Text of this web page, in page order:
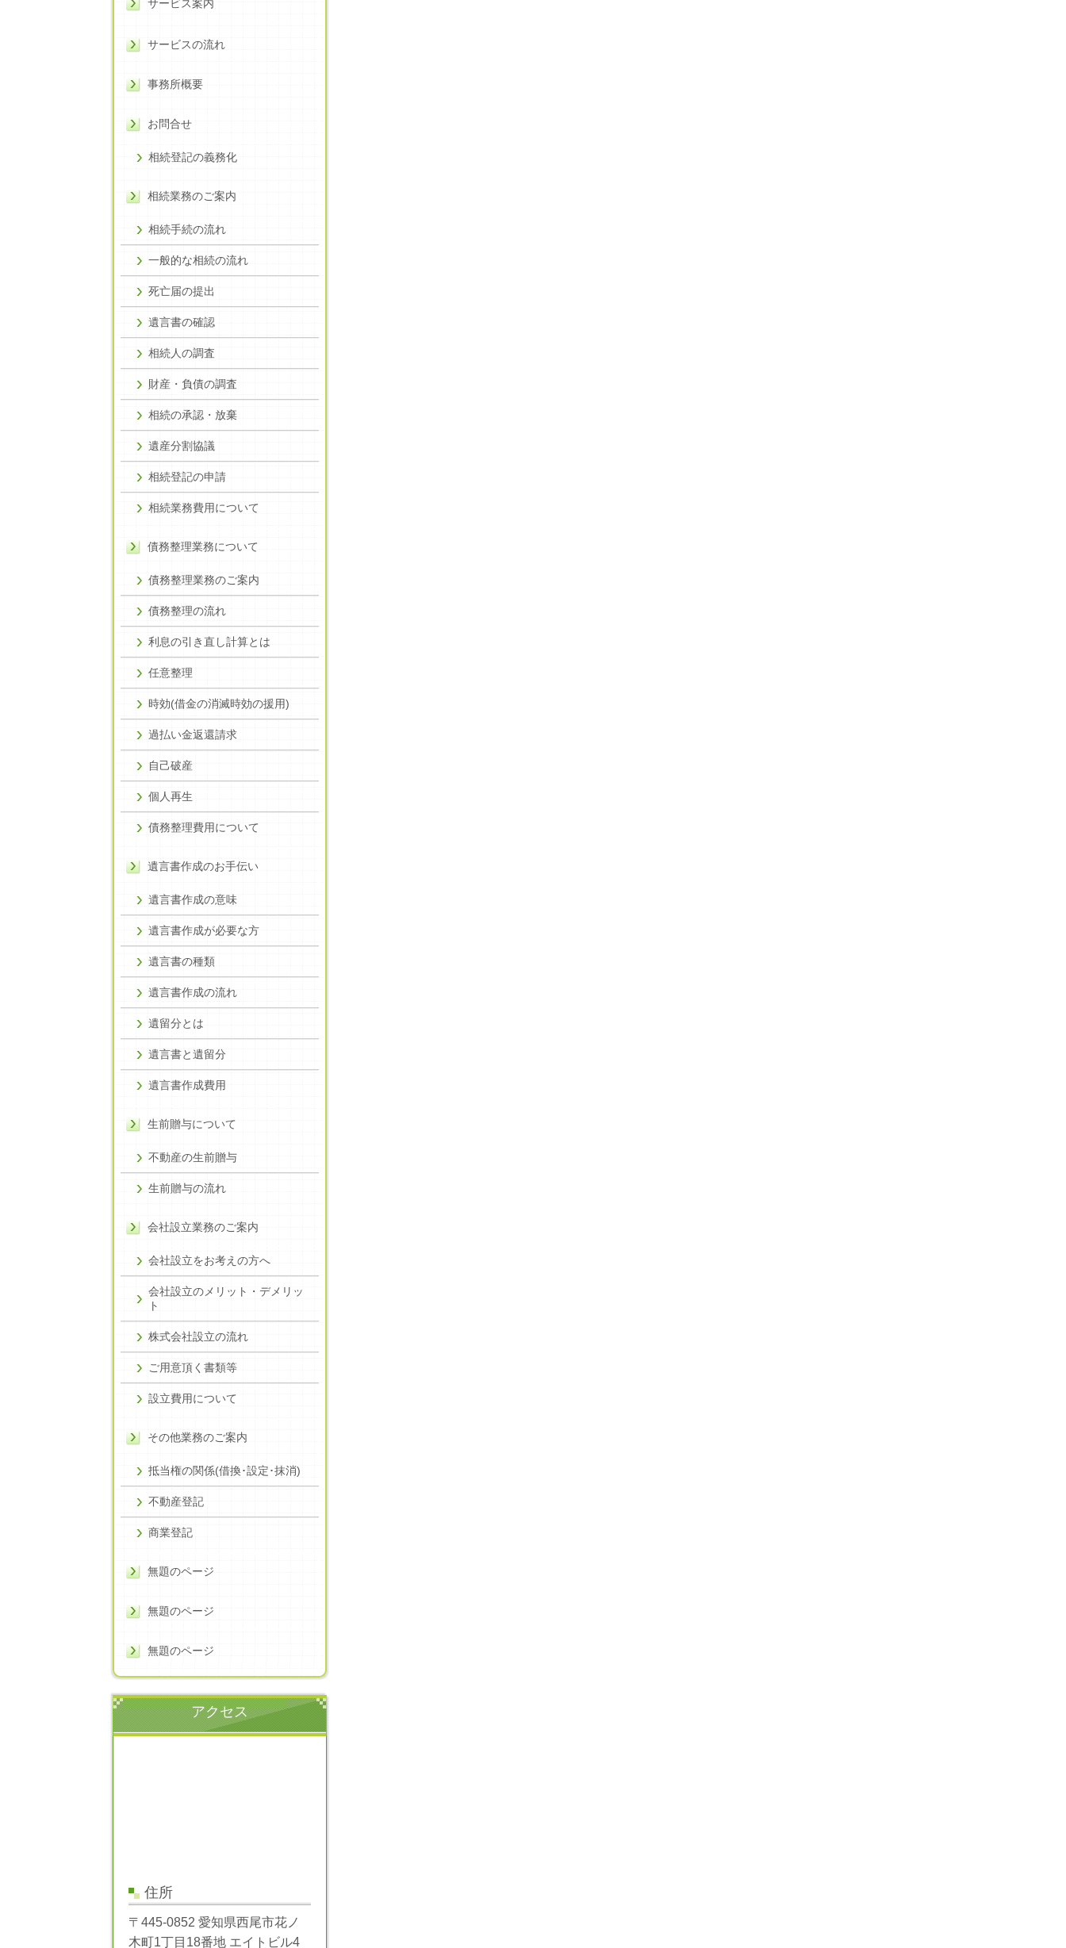
サービス案内
サービスの流れ
事務所概要
お問合せ
相続登記の義務化
相続業務のご案内
相続手続の流れ
一般的な相続の流れ
死亡届の提出
遺言書の確認
相続人の調査
財産・負債の調査
相続の承認・放棄
遺産分割協議
相続登記の申請
相続業務費用について
債務整理業務について
債務整理業務のご案内
債務整理の流れ
利息の引き直し計算とは
任意整理
時効(借金の消滅時効の援用)
過払い金返還請求
自己破産
個人再生
債務整理費用について
遺言書作成のお手伝い
遺言書作成の意味
遺言書作成が必要な方
遺言書の種類
遺言書作成の流れ
遺留分とは
遺言書と遺留分
遺言書作成費用
生前贈与について
不動産の生前贈与
生前贈与の流れ
会社設立業務のご案内
会社設立をお考えの方へ
会社設立のメリット・デメリッ
ト
株式会社設立の流れ
ご用意頂く書類等
設立費用について
その他業務のご案内
抵当権の関係(借換･設定･抹消)
不動産登記
商業登記
無題のページ
無題のページ
無題のページ
アクセス
住所
〒445-0852 愛知県西尾市花ノ
木町1丁目18番地 エイトビル4